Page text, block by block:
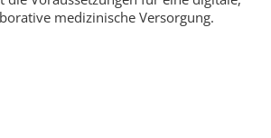
medizinische Versorgung.